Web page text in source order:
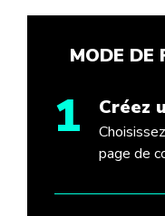
MODE DE
1 Créez
page de